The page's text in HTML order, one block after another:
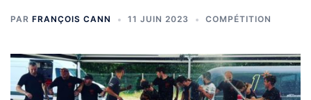
PAR FRANÇOIS CANN 11 JUIN 2023 COMPÉTITION